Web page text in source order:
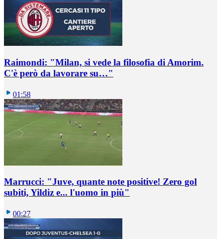
Raimondi: "Milan, si vede la filosofia di Amorim.
C'è però da lavorare su…"
01:58
Marrucci: "Juve, quante note positive! Zero gol
subiti, Yildiz e... l'uomo in più"
00:27